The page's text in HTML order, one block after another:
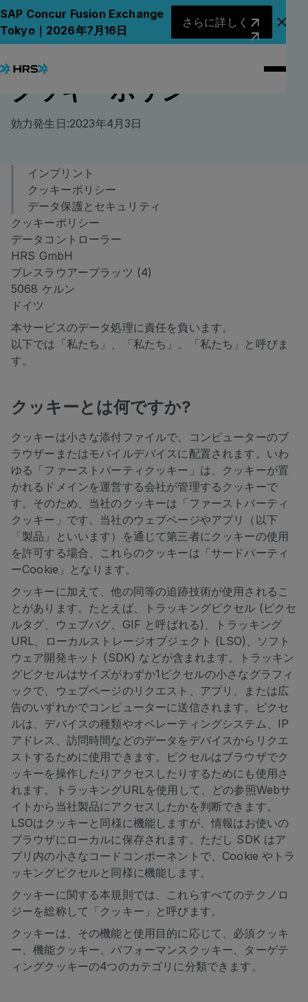
SAP Concur Fusion Exchange
Tokyo｜2026年7月16日
さらに詳しく
ア
クッキーポリシー
効力発生日:2023年4月3日
クッキーポリシー
データコントローラー
HRS GmbH
ブレスラウアープラッツ (4)
5068 ケルン
ドイツ
本サービスのデータ処理に責任を負います。
以下では「私たち」、「私たち」、「私たち」と呼びま
す。
クッキーとは何ですか?
クッキーは小さな添付ファイルで、コンピューターのブ
ラウザーまたはモバイルデバイスに配置されます。いわ
ゆる「ファーストパーティクッキー」は、クッキーが置
かれるドメインを運営する会社が管理するクッキーで
す。そのため、当社のクッキーは「ファーストパーティ
クッキー」です。当社のウェブページやアプリ（以下
「製品」といいます）を通じて第三者にクッキーの使用
を許可する場合、これらのクッキーは「サードパーティ
ーCookie」となります。
クッキーに加えて、他の同等の追跡技術が使用されるこ
とがあります。たとえば、トラッキングピクセル (ピクセ
ルタグ、ウェブバグ、GIF と呼ばれる)、トラッキング
URL、ローカルストレージオブジェクト (LSO)、ソフト
ウェア開発キット (SDK) などが含まれます。トラッキン
グピクセルはサイズがわずか1ピクセルの小さなグラフィ
ックで、ウェブページのリクエスト、アプリ、または広
告のいずれかでコンピューターに送信されます。ピクセ
ルは、デバイスの種類やオペレーティングシステム、IP
アドレス、訪問時間などのデータをデバイスからリクエ
ストするために使用できます。ピクセルはブラウザでク
ッキーを操作したりアクセスしたりするためにも使用さ
れます。トラッキングURLを使用して、どの参照Webサ
イトから当社製品にアクセスしたかを判断できます。
LSOはクッキーと同様に機能しますが、情報はお使いの
ブラウザにローカルに保存されます。ただし SDK はア
プリ内の小さなコードコンポーネントで、Cookie やトラ
ッキングピクセルと同様に機能します。
クッキーに関する本規則では、これらすべてのテクノロ
ジーを総称して「クッキー」と呼びます。
クッキーは、その機能と使用目的に応じて、必須クッキ
ー、機能クッキー、パフォーマンスクッキー、ターゲテ
ィングクッキーの4つのカテゴリに分類できます。
インプリント
インプリント
クッキーポリシー
クッキーポリシー
データ保護とセキュリティ
データ保護とセキュリティ